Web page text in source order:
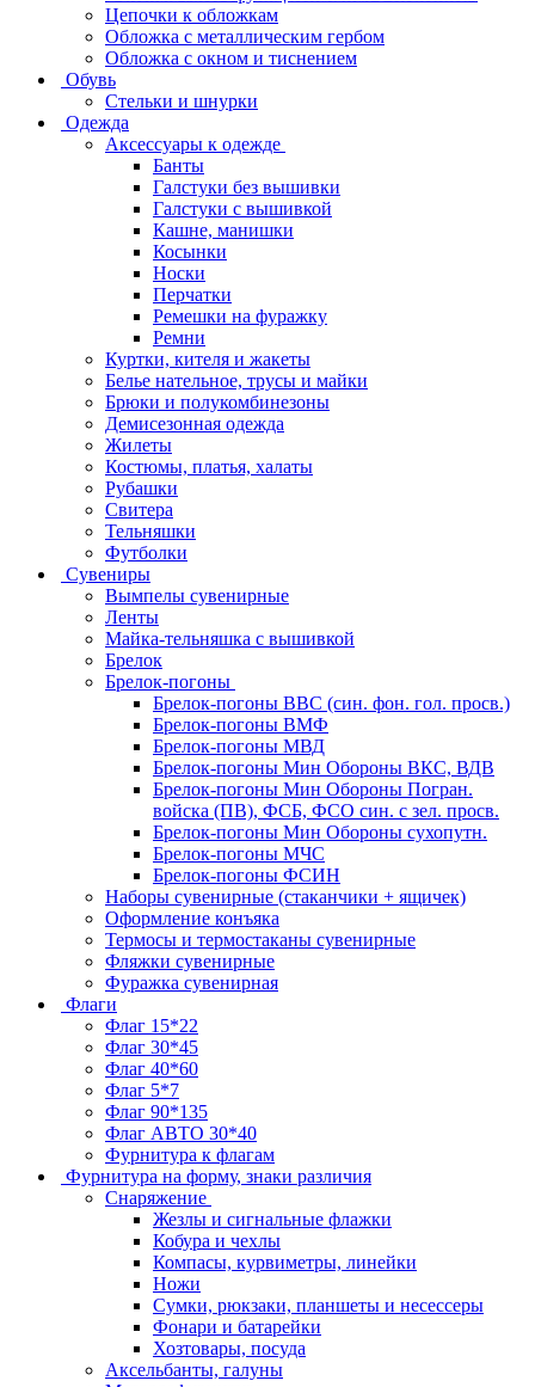
Цепочки к обложкам
Обложка с металлическим гербом
Обложка с окном и тиснением
Обувь
Стельки и шнурки
Одежда
Аксессуары к одежде
Банты
Галстуки без вышивки
Галстуки с вышивкой
Кашне, манишки
Косынки
Носки
Перчатки
Ремешки на фуражку
Ремни
Куртки, кителя и жакеты
Белье нательное, трусы и майки
Брюки и полукомбинезоны
Демисезонная одежда
Жилеты
Костюмы, платья, халаты
Рубашки
Свитера
Тельняшки
Футболки
Сувениры
Вымпелы сувенирные
Ленты
Майка-тельняшка с вышивкой
Брелок
Брелок-погоны
Брелок-погоны ВВС (син. фон. гол. просв.)
Брелок-погоны ВМФ
Брелок-погоны МВД
Брелок-погоны Мин Обороны ВКС, ВДВ
Брелок-погоны Мин Обороны Погран.
войска (ПВ), ФСБ, ФСО син. с зел. просв.
Брелок-погоны Мин Обороны сухопутн.
Брелок-погоны МЧС
Брелок-погоны ФСИН
Наборы сувенирные (стаканчики + ящичек)
Оформление конъяка
Термосы и термостаканы сувенирные
Фляжки сувенирные
Фуражка сувенирная
Флаги
Флаг 15*22
Флаг 30*45
Флаг 40*60
Флаг 5*7
Флаг 90*135
Флаг АВТО 30*40
Фурнитура к флагам
Фурнитура на форму, знаки различия
Снаряжение
Жезлы и сигнальные флажки
Кобура и чехлы
Компасы, курвиметры, линейки
Ножи
Сумки, рюкзаки, планшеты и несессеры
Фонари и батарейки
Хозтовары, посуда
Аксельбанты, галуны